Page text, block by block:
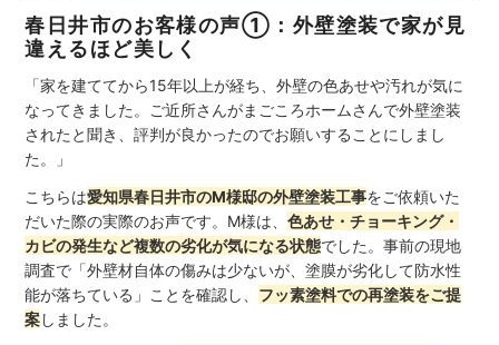
春日井市のお客様の声①：外壁塗装で家が見
違えるほど美しく
「家を建ててから15年以上が経ち、外壁の色あせや汚れが気に
なってきました。ご近所さんがまごころホームさんで外壁塗装
されたと聞き、評判が良かったのでお願いすることにしまし
た。」
こちらは愛知県春日井市のM様邸の外壁塗装工事をご依頼いた
だいた際の実際のお声です。M様は、色あせ・チョーキング・
カビの発生など複数の劣化が気になる状態でした。事前の現地
調査で「外壁材自体の傷みは少ないが、塗膜が劣化して防水性
能が落ちている」ことを確認し、 フッ素塗料での再塗装をご提
案しました。